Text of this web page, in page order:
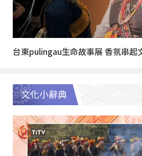
台東pulingau生命故事展 香氛串起
文化小辭典